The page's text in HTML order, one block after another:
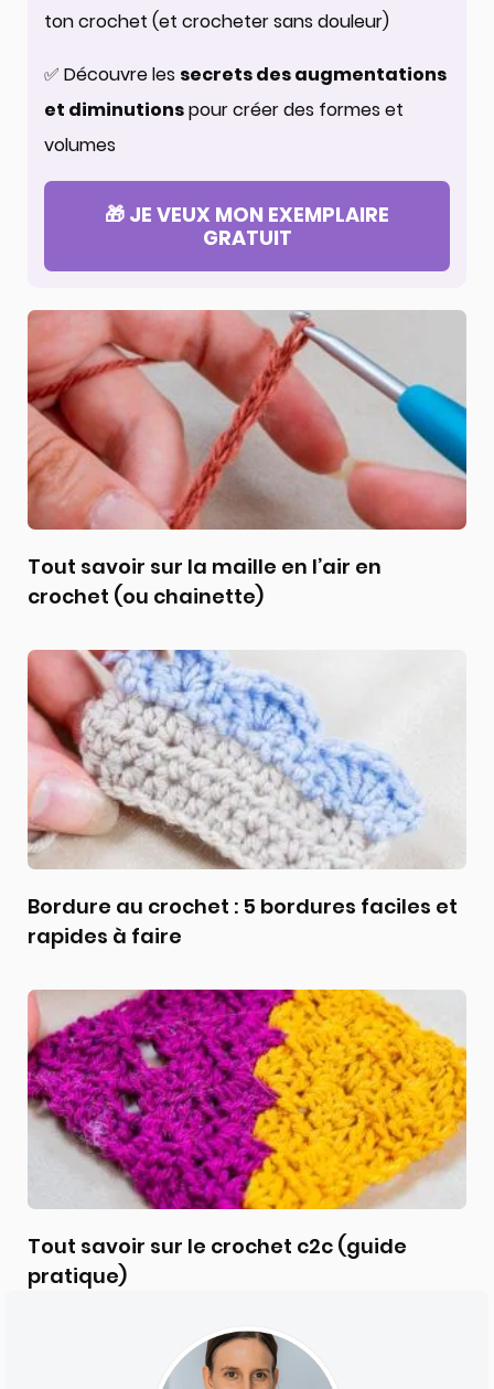
ton crochet (et crocheter sans douleur)
✅ Découvre les secrets des augmentations
et diminutionspour créer des formes et
volumes
🎁 JE VEUX MON EXEMPLAIRE
GRATUIT
Tout savoir sur la maille en l’air en
crochet (ou chainette)
Bordure au crochet : 5 bordures faciles et
rapides à faire
Tout savoir sur le crochet c2c (guide
pratique)